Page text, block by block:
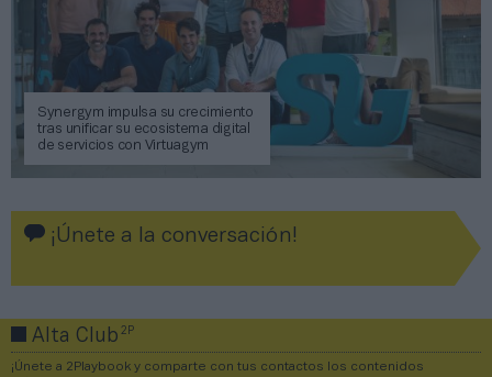
Synergym impulsa su crecimiento
tras unificar su ecosistema digital
de servicios con Virtuagym
¡Únete a la conversación!
Alta Club2P
¡Únete a 2Playbook y comparte con tus contactos los contenidos